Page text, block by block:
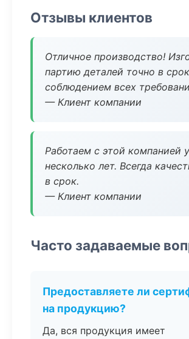
Отзывы клиентов
Отличное производство!
партию деталей точно в
соблюдением всех
— Клиент компании
Работаем с этой компанией
несколько лет. Всегда
в срок.
— Клиент компании
Часто задаваемые
Предоставляете ли
на продукцию?
Да, вся продукция имеет